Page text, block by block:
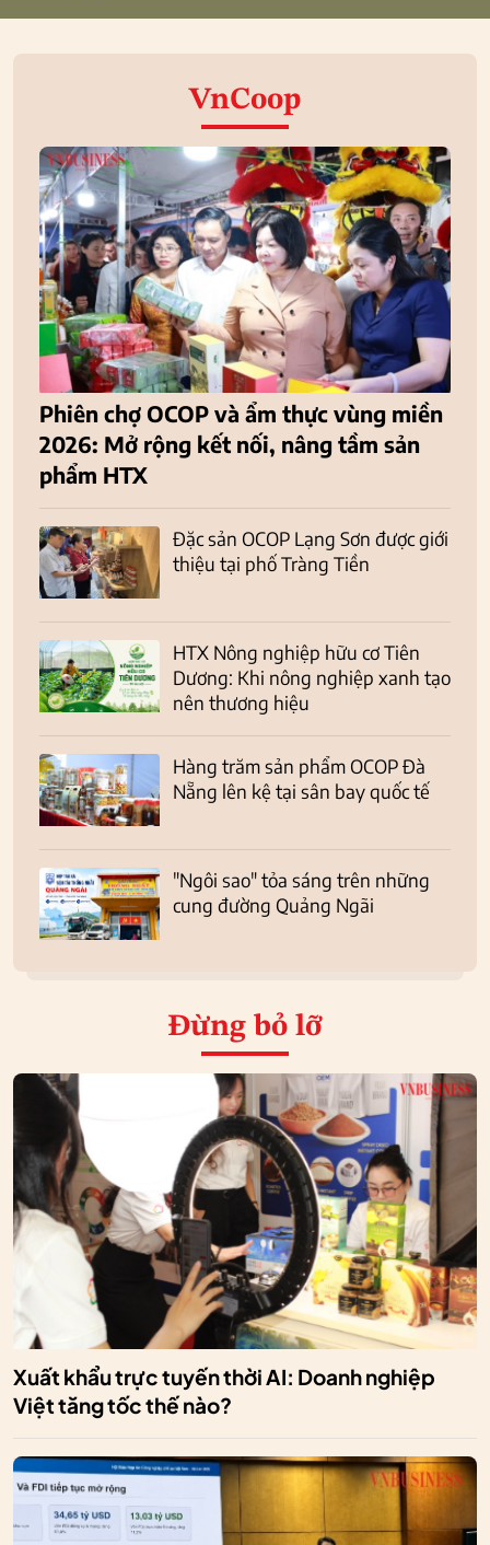
VnCoop
Phiên chợ OCOP và ẩm thực vùng miền
2026: Mở rộng kết nối, nâng tầm sản
phẩm HTX
Đặc sản OCOP Lạng Sơn được giới
thiệu tại phố Tràng Tiền
HTX Nông nghiệp hữu cơ Tiên
Dương: Khi nông nghiệp xanh tạo
nên thương hiệu
Hàng trăm sản phẩm OCOP Đà
Nẵng lên kệ tại sân bay quốc tế
"Ngôi sao" tỏa sáng trên những
cung đường Quảng Ngãi
Đừng bỏ lỡ
Xuất khẩu trực tuyến thời AI: Doanh nghiệp
Việt tăng tốc thế nào?